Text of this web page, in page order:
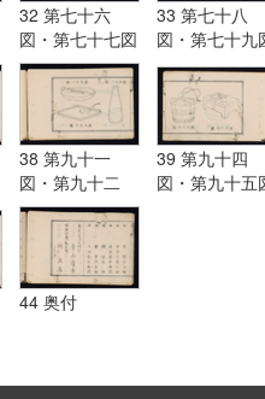
32 第七十六
図・第七十七図
33 第七十八
図・第七十九
38 第九十一
図・第九十二
図・第九十三図
39 第九十四
図・第九十五
44 奥付